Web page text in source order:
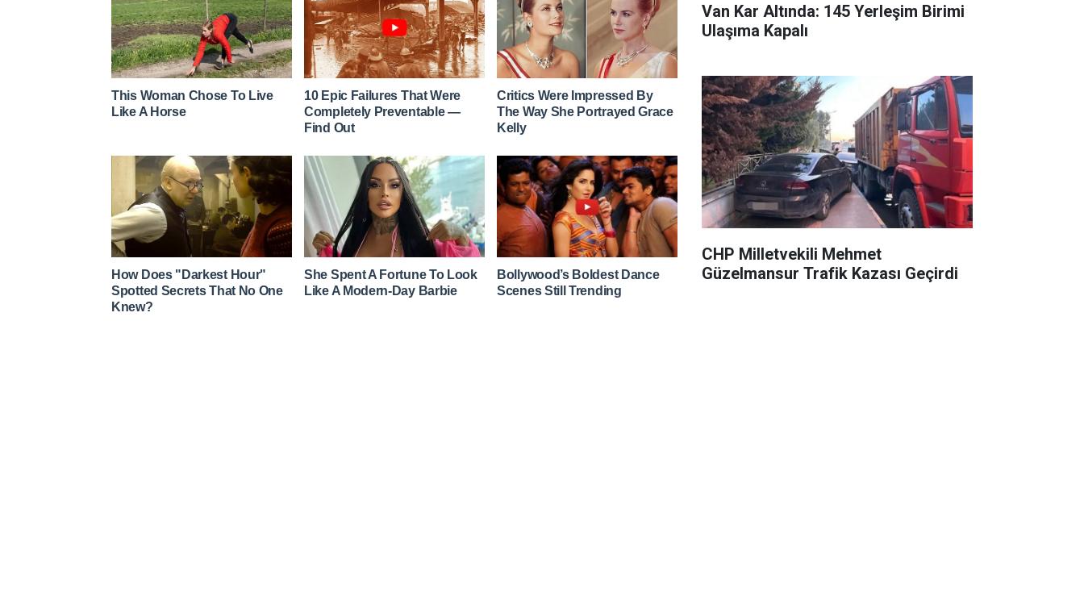
Van Kar Altında: 145 Yerleşim Birimi
Ulaşıma Kapalı
CHP Milletvekili Mehmet
Güzelmansur Trafik Kazası Geçirdi